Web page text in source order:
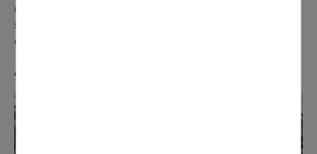
d‘heures de travail. Cette année, nous avons pu compter
sur la participation de Truffaut, pour le prêt de plantes. Le
carnaval, c'est la fête et l'arrivée du printemps ».
Alain et Ghislaine (Les Jardins d'Alain)